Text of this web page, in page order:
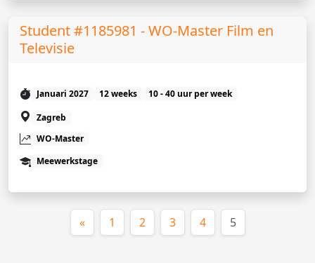
Student #1185981 - WO-Master Film en
Televisie
Januari 2027 12 weeks
10 - 40 uur per week
Zagreb
WO-Master
Meewerkstage
« 1 2 3 4 5(huidige)